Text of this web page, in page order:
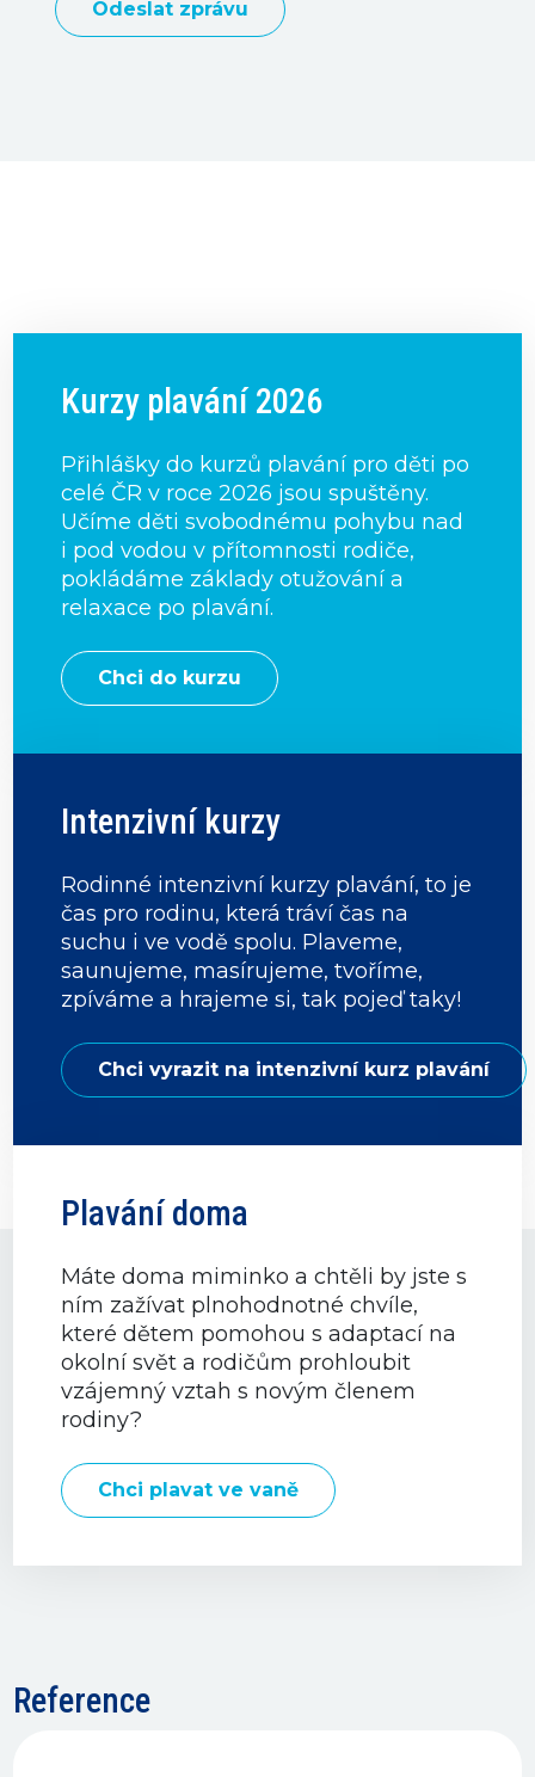
Kurzy plavání 2026
Přihlášky do kurzů plavání pro děti po
celé ČR v roce 2026 jsou spuštěny.
Učíme děti svobodnému pohybu nad
i pod vodou v přítomnosti rodiče,
pokládáme základy otužování a
relaxace po plavání.
Chci do kurzu
Intenzivní kurzy
Rodinné intenzivní kurzy plavání, to je
čas pro rodinu, která tráví čas na
suchu i ve vodě spolu. Plaveme,
saunujeme, masírujeme, tvoříme,
zpíváme a hrajeme si, tak pojeď taky!
Chci vyrazit na intenzivní kurz plavání
Plavání doma
Máte doma miminko a chtěli by jste s
ním zažívat plnohodnotné chvíle,
které dětem pomohou s adaptací na
okolní svět a rodičům prohloubit
vzájemný vztah s novým členem
rodiny?
Chci plavat ve vaně
Reference